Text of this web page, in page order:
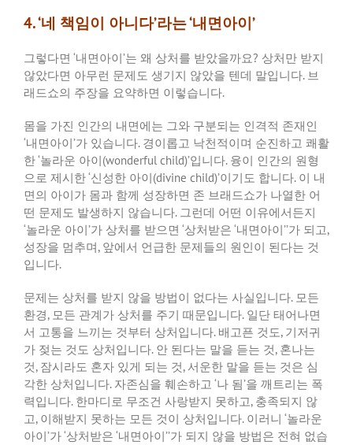
4. ‘네 책임이 아니다’라는 ‘내면아이’
그렇다면 ‘내면아이’는 왜 상처를 받았을까요? 상처만 받지
않았다면 아무런 문제도 생기지 않았을 텐데 말입니다. 브
래드쇼의 주장을 요약하면 이렇습니다.
몸을 가진 인간의 내면에는 그와 구분되는 인격적 존재인
‘내면아이’가 있습니다. 경이롭고 낙천적이며 순진하고 쾌활
한‘놀라운 아이(wonderful child)’입니다. 융이 인간의 원형
으로 제시한‘신성한 아이(divine child)’이기도 합니다. 이 내
면의 아이가 몸과 함께 성장하면 존 브래드쇼가 나열한 어
떤 문제도 발생하지 않습니다. 그런데 어떤 이유에서든지
‘놀라운 아이’가 상처를 받으면 ‘상처받은 ‘내면아이’’가 되고,
성장을 멈추며, 앞에서 언급한 문제들의 원인이 된다는 것
입니다.
문제는 상처를 받지 않을 방법이 없다는 사실입니다. 모든
환경, 모든 관계가 상처를 주기 때문입니다. 일단 태어나면
서 고통을 느끼는 것부터 상처입니다. 배고픈 것도, 기저귀
가 젖는 것도 상처입니다. 안 된다는 말을 듣는 것, 혼나는
것, 잠시라도 혼자 있게 되는 것, 서운한 말을 듣는 것은 심
각한 상처입니다. 자존심을 훼손하고 ‘나 됨’을 깨트리는 폭
력입니다. 한마디로 무조건 사랑받지 못하고, 충족되지 않
고, 이해받지 못하는 모든 것이 상처입니다. 이러니 ‘놀라운
아이’가‘상처받은 ‘내면아이’’가 되지 않을 방법은 전혀 없습